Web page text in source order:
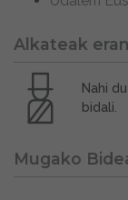
Alkateak
Nahi
bidali.
Mugako